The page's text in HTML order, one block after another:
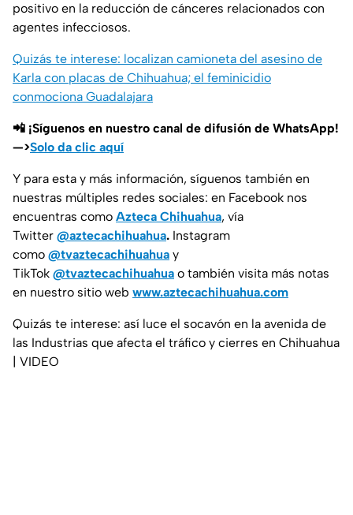
positivo en la reducción de cánceres relacionados con
agentes infecciosos.
Quizás te interese: localizan camioneta del asesino de
Karla con placas de Chihuahua; el feminicidio
conmociona Guadalajara
📲 ¡Síguenos en nuestro canal de difusión de WhatsApp!
—>Solo da clic aquí
Y para esta y más información, síguenos también en
nuestras múltiples redes sociales: en Facebook nos
encuentras como Azteca Chihuahua, vía
Twitter @aztecachihuahua. Instagram
como @tvaztecachihuahua y
TikTok @tvaztecachihuahua o también visita más notas
en nuestro sitio web www.aztecachihuahua.com
Quizás te interese: así luce el socavón en la avenida de
las Industrias que afecta el tráfico y cierres en Chihuahua
| VIDEO